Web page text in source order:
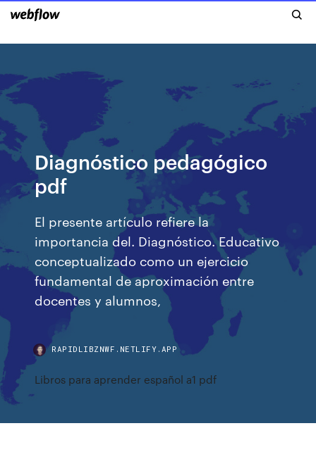
Diagnóstico pedagógico
pdf
El presente artículo refiere la
importancia del. Diagnóstico. Educativo
conceptualizado como un ejercicio
fundamental de aproximación entre
docentes y alumnos,
RAPIDLIBZNWF.NETLIFY.APP
Libros para aprender español a1 pdf